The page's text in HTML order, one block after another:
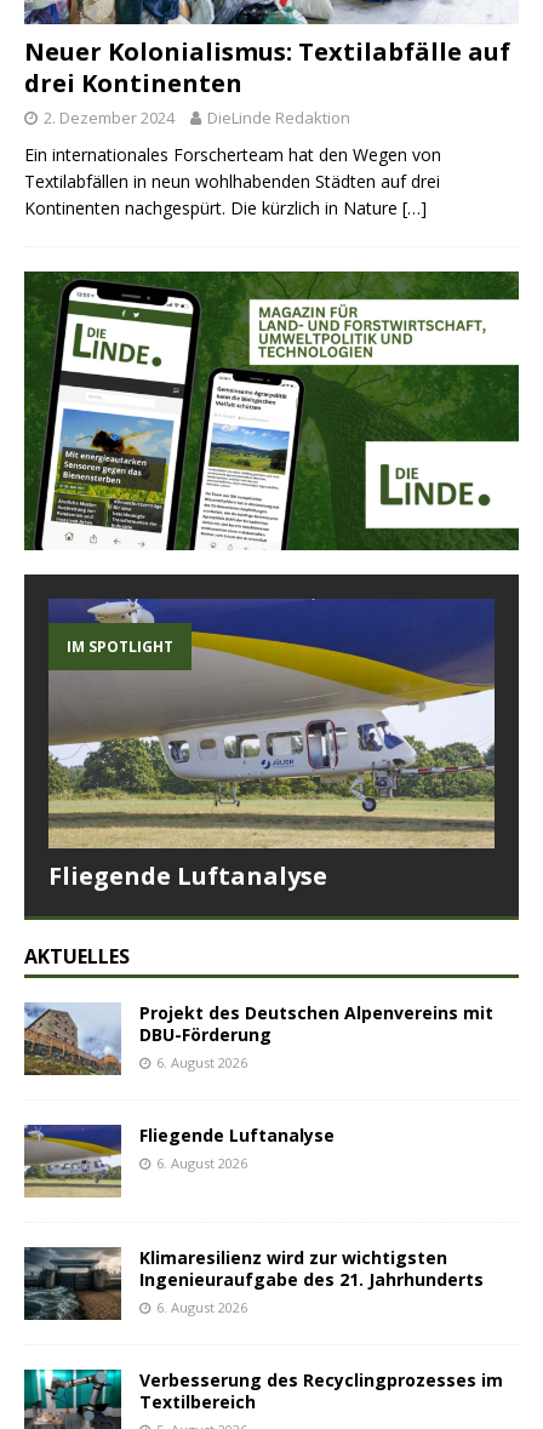
Neuer Kolonialismus: Textilabfälle auf
drei Kontinenten
2. Dezember 2024 DieLinde Redaktion
Ein internationales Forscherteam hat den Wegen von
Textilabfällen in neun wohlhabenden Städten auf drei
Kontinenten nachgespürt. Die kürzlich in Nature […]
IM SPOTLIGHT
Fliegende Luftanalyse
AKTUELLES
Projekt des Deutschen Alpenvereins mit
DBU-Förderung
6. August 2026
Fliegende Luftanalyse
6. August 2026
Klimaresilienz wird zur wichtigsten
Ingenieuraufgabe des 21. Jahrhunderts
6. August 2026
Verbesserung des Recyclingprozesses im
Textilbereich